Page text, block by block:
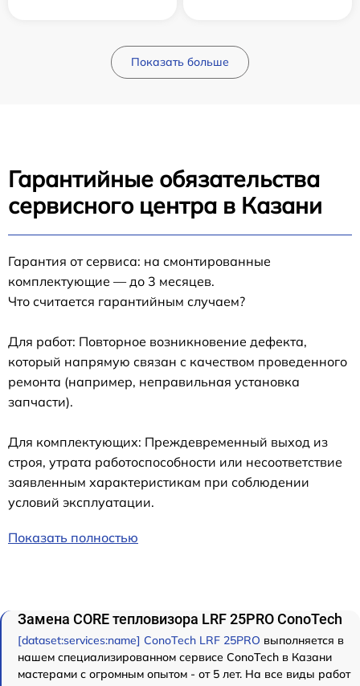
Показать больше
Гарантийные обязательства
сервисного центра в Казани
Гарантия от сервиса: на смонтированные
комплектующие — до 3 месяцев.
Что считается гарантийным случаем?
Для работ: Повторное возникновение дефекта,
который напрямую связан с качеством проведенного
ремонта (например, неправильная установка
запчасти).
Для комплектующих: Преждевременный выход из
строя, утрата работоспособности или несоответствие
заявленным характеристикам при соблюдении
условий эксплуатации.
Показать полностью
Замена CORE тепловизора LRF 25PRO ConoTech
[dataset:services:name] ConoTech LRF 25PRO выполняется в
нашем специализированном сервисе ConoTech в Казани
мастерами с огромным опытом - от 5 лет. На все виды работ